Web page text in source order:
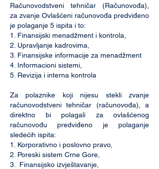
Računovodstveni tehničar (Računovođa),
za zvanje Ovlašćeni računovođa predviđeno
je polaganje 5 ispita i to:
1. Finansijski menadžment i kontrola,
2. Upravljanje kadrovima,
3. Finansijske informacije za menadžment
4. Informacioni sistemi,
5. Revizija i interna kontrola
Za polaznike koji nijesu stekli zvanje
računovodstveni tehničar (računovođa), a
direktno bi polagali za ovlašćenog
računovođu predviđeno je polaganje
sledećih ispita:
1. Korporativno i poslovno pravo,
2. Poreski sistem Crne Gore,
3. Finansijsko izvještavanje,